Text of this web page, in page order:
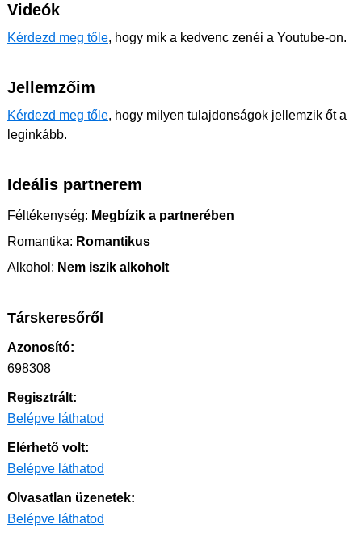
Videók
Kérdezd meg tőle, hogy mik a kedvenc zenéi a Youtube-on.
Jellemzőim
Kérdezd meg tőle, hogy milyen tulajdonságok jellemzik őt a
leginkább.
Ideális partnerem
Féltékenység: Megbízik a partnerében
Romantika: Romantikus
Alkohol: Nem iszik alkoholt
Társkeresőről
Azonosító:
698308
Regisztrált:
Belépve láthatod
Elérhető volt:
Belépve láthatod
Olvasatlan üzenetek:
Belépve láthatod